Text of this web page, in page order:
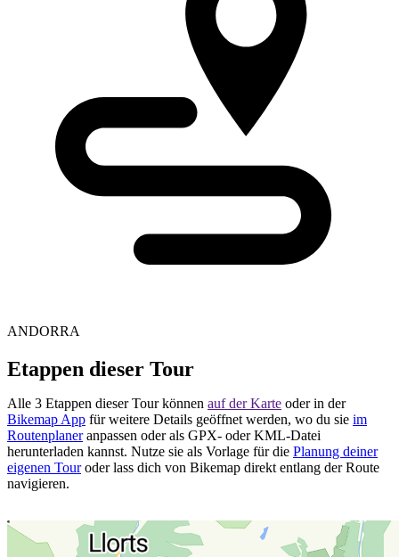
ANDORRA
Etappen dieser Tour
Alle 3 Etappen dieser Tour können auf der Karte oder in der
Bikemap App für weitere Details geöffnet werden, wo du sie im
Routenplaneranpassen oder als GPX- oder KML-Datei
herunterladen kannst. Nutze sie als Vorlage für die Planung deiner
eigenen Touroder lass dich von Bikemap direkt entlang der Route
navigieren.